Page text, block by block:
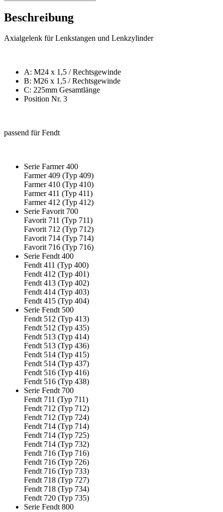
Beschreibung
Axialgelenk für Lenkstangen und Lenkzylinder
A: M24 x 1,5 / Rechtsgewinde
B: M26 x 1,5 / Rechtsgewinde
C: 225mm Gesamtlänge
Position Nr. 3
passend für Fendt
Serie Farmer 400
Farmer 409 (Typ 409)
Farmer 410 (Typ 410)
Farmer 411 (Typ 411)
Farmer 412 (Typ 412)
Serie Favorit 700
Favorit 711 (Typ 711)
Favorit 712 (Typ 712)
Favorit 714 (Typ 714)
Favorit 716 (Typ 716)
Serie Fendt 400
Fendt 411 (Typ 400)
Fendt 412 (Typ 401)
Fendt 413 (Typ 402)
Fendt 414 (Typ 403)
Fendt 415 (Typ 404)
Serie Fendt 500
Fendt 512 (Typ 413)
Fendt 512 (Typ 435)
Fendt 513 (Typ 414)
Fendt 513 (Typ 436)
Fendt 514 (Typ 415)
Fendt 514 (Typ 437)
Fendt 516 (Typ 416)
Fendt 516 (Typ 438)
Serie Fendt 700
Fendt 711 (Typ 711)
Fendt 712 (Typ 712)
Fendt 712 (Typ 724)
Fendt 714 (Typ 714)
Fendt 714 (Typ 725)
Fendt 714 (Typ 732)
Fendt 716 (Typ 716)
Fendt 716 (Typ 726)
Fendt 716 (Typ 733)
Fendt 718 (Typ 727)
Fendt 718 (Typ 734)
Fendt 720 (Typ 735)
Serie Fendt 800